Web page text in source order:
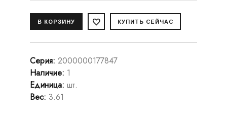
Серия: 2000000177847
Наличие: 1
Единица: шт.
Вес: 3.61